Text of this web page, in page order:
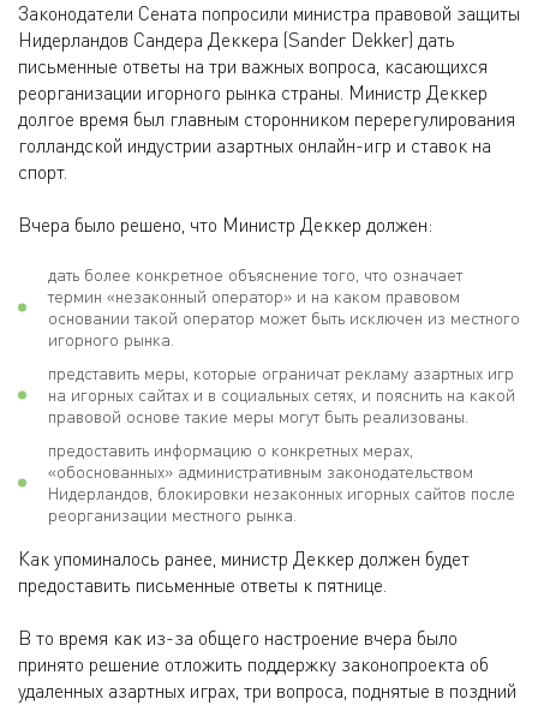
Законодатели Сената попросили министра правовой защиты
Нидерландов Сандера Деккера (Sander Dekker) дать
письменные ответы на три важных вопроса, касающихся
реорганизации игорного рынка страны. Министр Деккер
долгое время был главным сторонником перерегулирования
голландской индустрии азартных онлайн-игр и ставок на
спорт.
Вчера было решено, что Министр Деккер должен:
дать более конкретное объяснение того, что означает
термин «незаконный оператор» и на каком правовом
основании такой оператор может быть исключен из местного
игорного рынка.
представить меры, которые ограничат рекламу азартных игр
на игорных сайтах и в социальных сетях, и пояснить на какой
правовой основе такие меры могут быть реализованы.
предоставить информацию о конкретных мерах,
«обоснованных» административным законодательством
Нидерландов, блокировки незаконных игорных сайтов после
реорганизации местного рынка.
Как упоминалось ранее, министр Деккер должен будет
предоставить письменные ответы к пятнице.
В то время как из-за общего настроение вчера было
принято решение отложить поддержку законопроекта об
удаленных азартных играх, три вопроса, поднятые в поздний